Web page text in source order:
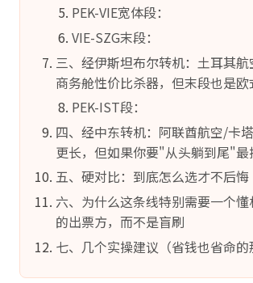
PEK-VIE宽体段：
VIE-SZG末段：
三、经伊斯坦布尔转机：土耳其
商务舱性价比杀器，但末段也是欧
PEK-IST段：
四、经中东转机：阿联酋航空/卡
更长，但如果你要"从头躺到尾"最
五、硬对比：到底怎么选才不后悔
六、为什么这条线特别需要一个
的出票方，而不是盲刷
七、几个实操建议（省钱也省命的